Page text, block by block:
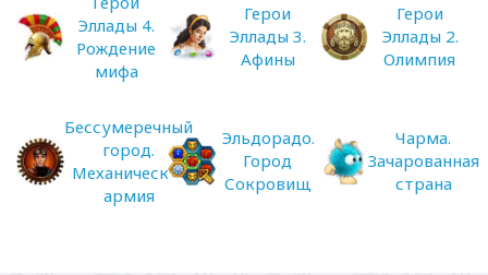
Эллады 4.
Рождение
мифа
Герои
Эллады 3.
Афины
Герои
Эллады 2.
Олимпия
Бессумеречный
город.
Механическая
армия
Эльдорадо.
Город
Сокровищ
Чарма.
Зачарованная
страна